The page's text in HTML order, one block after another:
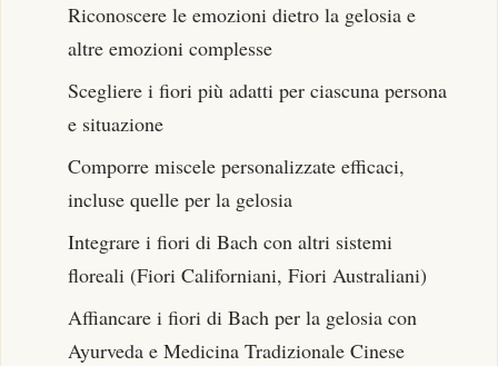
Riconoscere le emozioni dietro la gelosia e
altre emozioni complesse
Scegliere i fiori più adatti per ciascuna persona
e situazione
Comporre miscele personalizzate efficaci,
incluse quelle per la gelosia
Integrare i fiori di Bach con altri sistemi
floreali (Fiori Californiani, Fiori Australiani)
Affiancare i fiori di Bach per la gelosia con
Ayurveda e Medicina Tradizionale Cinese